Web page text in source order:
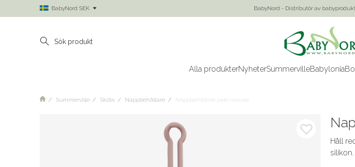
BabyNord SEK BabyNord - Distributör av
Alla produkterNyheterSummervilleBabylonia
Summerville Sköta Nappbehållare Nappbehållare pale mauve
Håll
silikon.